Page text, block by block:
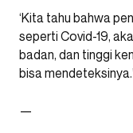
‘Kita tahu bahwa
seperti Covid-19,
badan, dan tinggi
bisa
—